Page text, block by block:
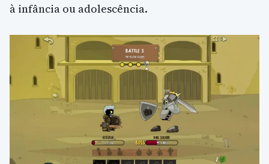
à infância ou adolescência.